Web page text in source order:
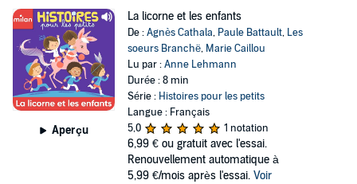
Aperçu
La licorne et les enfants
De :Agnès Cathala, Paule Battault, Les
soeurs Branchë, Marie Caillou
Lu par :Anne Lehmann
Durée : 8 min
Série : Histoires pour les petits
Langue : Français
5,0
1 notation
6,99 € ou gratuit avec l'essai.
Renouvellement automatique à
5,99 €/mois après l'essai. Voir